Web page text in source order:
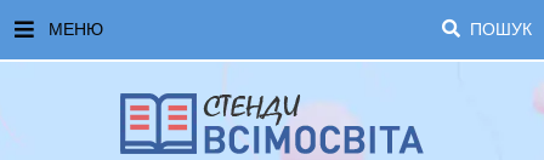
МЕНЮ ПОШУК
ЧАСТІ ЗАПИТАННЯ ТА ВІДПОВІДІ